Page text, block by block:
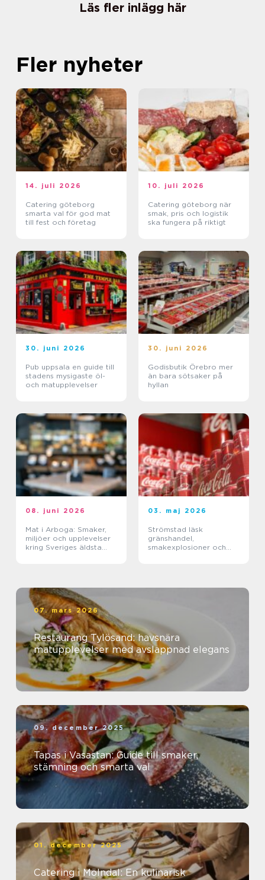
Läs fler inlägg här
Fler nyheter
14. juli 2026
Catering göteborg
smarta val för god mat
till fest och företag
10. juli 2026
Catering göteborg när
smak, pris och logistik
ska fungera på riktigt
30. juni 2026
Pub uppsala en guide till
stadens mysigaste öl-
och matupplevelser
30. juni 2026
Godisbutik Örebro mer
än bara sötsaker på
hyllan
08. juni 2026
Mat i Arboga: Smaker,
miljöer och upplevelser
kring Sveriges äldsta
03. maj 2026
Strömstad läsk
gränshandel,
smakexplosioner och
07. mars 2026
Restaurang Tylösand: havsnära
matupplevelser med avslappnad elegans
09. december 2025
Tapas i Vasastan: Guide till smaker,
stämning och smarta val
01. december 2025
Catering i Mölndal: En kulinarisk